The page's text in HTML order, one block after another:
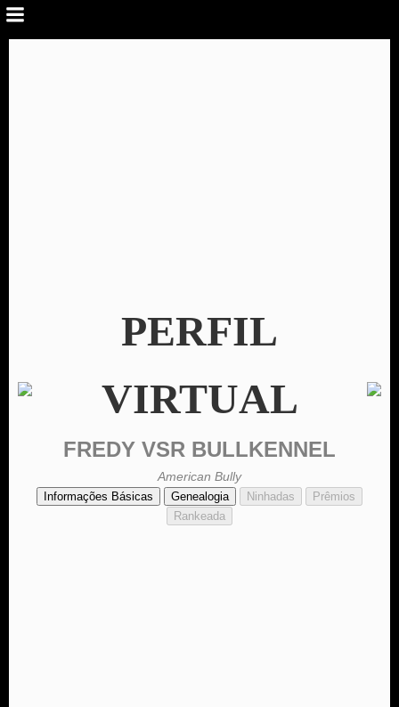
PERFIL
VIRTUAL
FREDY VSR BULLKENNEL
American Bully
Informações Básicas Genealogia Ninhadas
Prêmios
Rankeada